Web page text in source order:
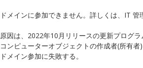
ドメインに参加できません。詳しくは、IT 管
原因は、2022年10月リリースの更新プログラ
コンピューターオブジェクトの作成者(所有
ドメイン参加に失敗する。